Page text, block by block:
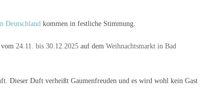
Deutschland kommen in festliche Stimmung.
vom 24.11. bis 30.12.2025 auf dem Weihnachtsmarkt in Bad
Dieser Duft verheißt Gaumenfreuden und es wird wohl kein Gast